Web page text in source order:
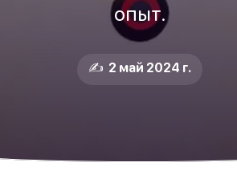
опыт.
✍️ 2 май 2024 г.